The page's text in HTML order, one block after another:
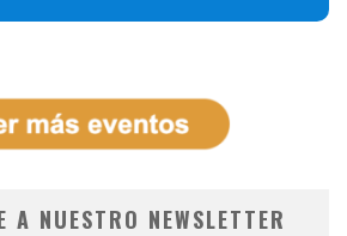
A NUESTRO NEWSLETTER